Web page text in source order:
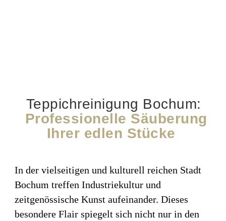
Teppichreinigung Bochum:
Professionelle Säuberung
Ihrer edlen Stücke
In der vielseitigen und kulturell reichen Stadt
Bochum treffen Industriekultur und
zeitgenössische Kunst aufeinander. Dieses
besondere Flair spiegelt sich nicht nur in den